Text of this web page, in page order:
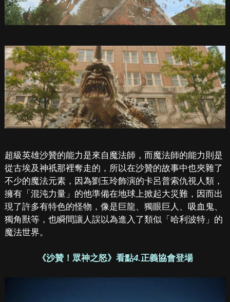
超級英雄沙贊的能力是來自魔法師，而魔法師的能力則是
從古埃及神祇那裡奪走的，所以在沙贊的故事中也夾雜了
不少的魔法元素，因為劉玉玲飾演的卡呂普索仇視人類，
擁有「混沌力量」的他準備在地球上掀起大災難，因而出
現了許多有特色的怪物，像是巨龍、獨眼巨人、吸血鬼、
獨角獸等，也瞬間讓人誤以為進入了類似「哈利波特」的
魔法世界。
《沙贊！眾神之怒》看點4.正義協會登場